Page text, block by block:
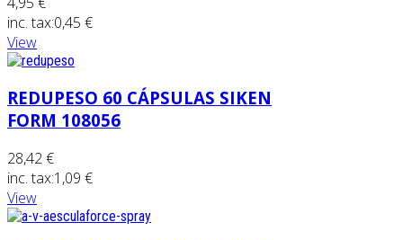
inc. tax:0,45 €
View
REDUPESO 60 CÁPSULAS SIKEN
FORM 108056
28,42 €
inc. tax:1,09 €
View